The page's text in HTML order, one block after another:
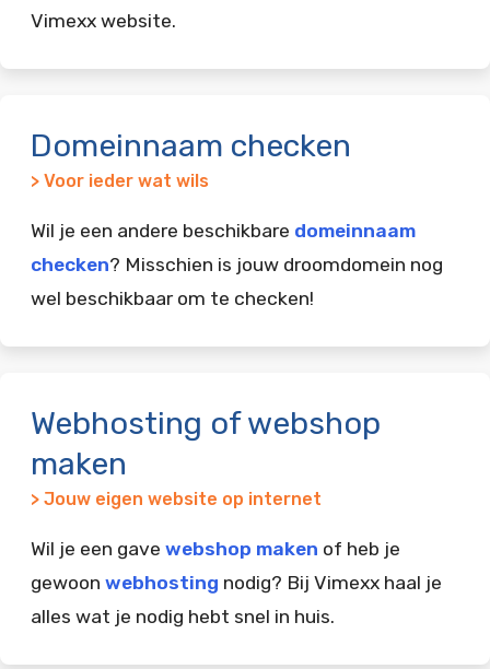
Vimexx website.
Domeinnaam checken
> Voor ieder wat wils
Wil je een andere beschikbare domeinnaam
checken? Misschien is jouw droomdomein nog
wel beschikbaar om te checken!
Webhosting of webshop
maken
> Jouw eigen website op internet
Wil je een gave webshop maken of heb je
gewoon webhosting nodig? Bij Vimexx haal je
alles wat je nodig hebt snel in huis.